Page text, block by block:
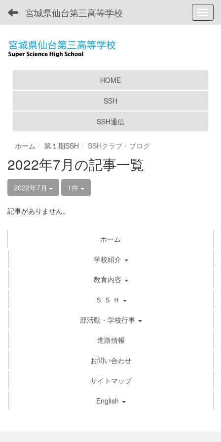
宮城県仙台第三高等学校
HOME
SSH
SSH通信
ホーム 第１期SSH SSHクラブ・ブログ
2022年7月の記事一覧
2022年7月 1件
記事がありません。
ホーム
学校紹介
教育内容
Ｓ Ｓ Ｈ
部活動・学校行事
進路情報
お問い合わせ
サイトマップ
English